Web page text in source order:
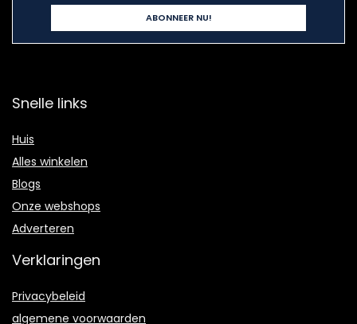
Snelle links
Huis
Alles winkelen
Blogs
Onze webshops
Adverteren
Verklaringen
Privacybeleid
algemene voorwaarden